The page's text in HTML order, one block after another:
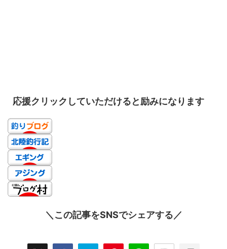
応援クリックしていただけると励みになります
＼この記事をSNSでシェアする／